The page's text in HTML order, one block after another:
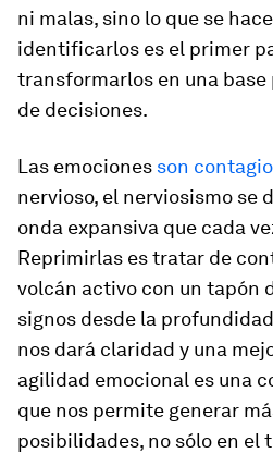
ni malas, sino lo que se
identificarlos es el primer
transformarlos en una
de decisiones.
Las emociones son
nervioso, el nerviosismo se
onda expansiva que cada
Reprimirlas es tratar de
volcán activo con un tapón
signos desde la
nos dará claridad y una
agilidad emocional es una
que nos permite generar
posibilidades, no sólo en el